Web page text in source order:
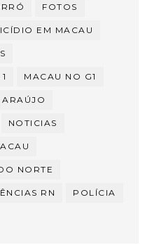
FOTOS
EM MACAU
MACAU NO G1
NOTICIAS
NORTE
RN POLÍCIA